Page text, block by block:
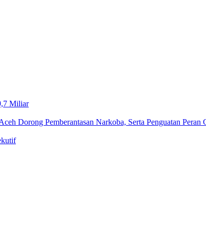
Miliar‎
Dorong Pemberantasan Narkoba, Serta Penguatan Peran